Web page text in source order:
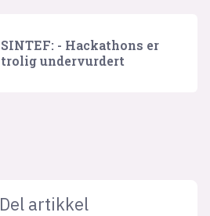
SINTEF: - Hackathons er
trolig undervurdert
Del artikkel